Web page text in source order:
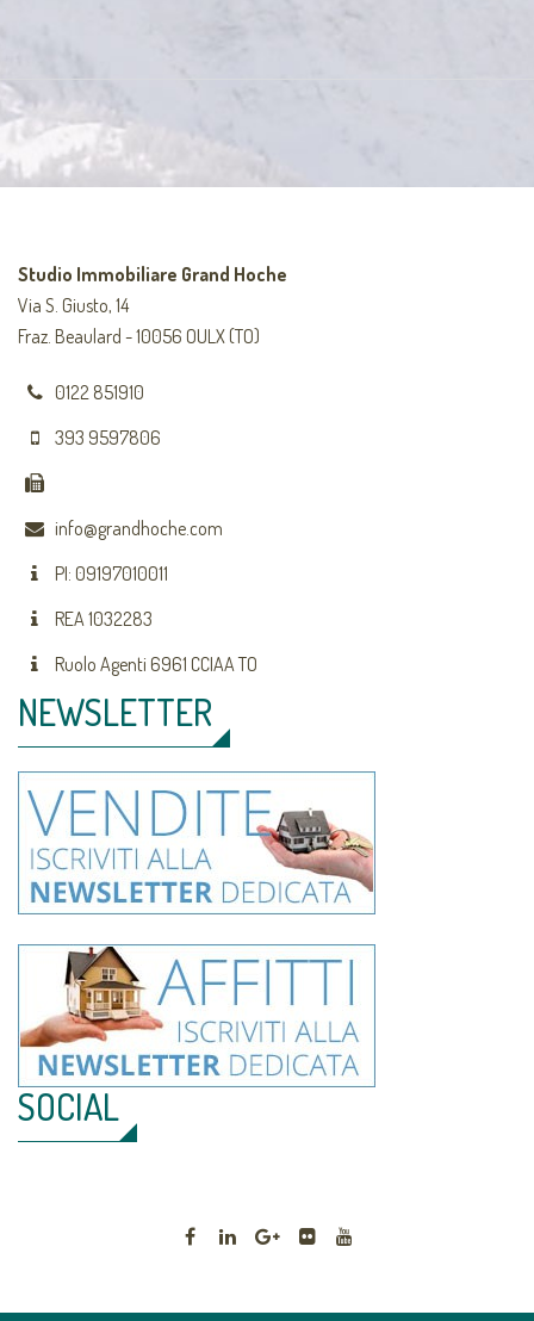
Studio Immobiliare Grand Hoche
Via S. Giusto, 14
Fraz. Beaulard - 10056 OULX (TO)
0122 851910
393 9597806
info@grandhoche.com
PI: 09197010011
REA 1032283
Ruolo Agenti 6961 CCIAA TO
NEWSLETTER
SOCIAL